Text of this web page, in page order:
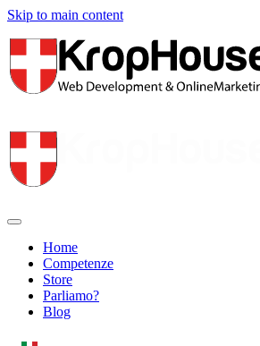
Skip to main content
Home
Competenze
Store
Parliamo?
Blog